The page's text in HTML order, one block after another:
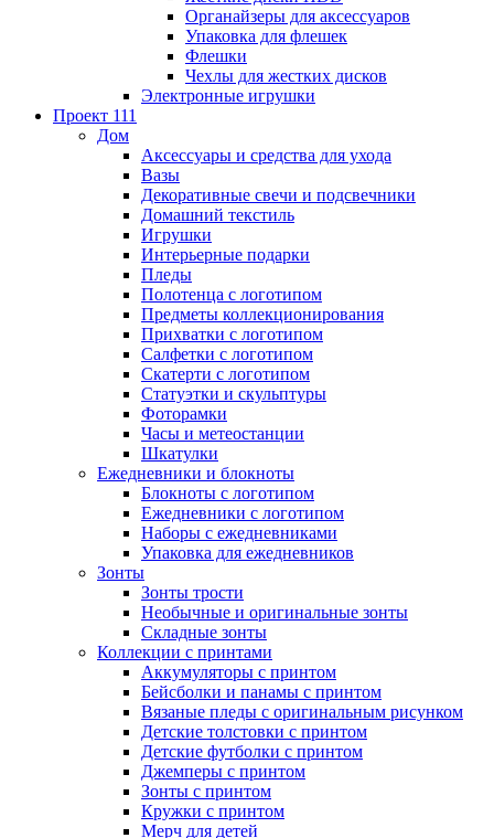
Органайзеры для аксессуаров
Упаковка для флешек
Флешки
Чехлы для жестких дисков
Электронные игрушки
Проект 111
Дом
Аксессуары и средства для ухода
Вазы
Декоративные свечи и подсвечники
Домашний текстиль
Игрушки
Интерьерные подарки
Пледы
Полотенца с логотипом
Предметы коллекционирования
Прихватки с логотипом
Салфетки с логотипом
Скатерти с логотипом
Статуэтки и скульптуры
Фоторамки
Часы и метеостанции
Шкатулки
Ежедневники и блокноты
Блокноты с логотипом
Ежедневники с логотипом
Наборы с ежедневниками
Упаковка для ежедневников
Зонты
Зонты трости
Необычные и оригинальные зонты
Складные зонты
Коллекции с принтами
Аккумуляторы с принтом
Бейсболки и панамы с принтом
Вязаные пледы с оригинальным рисунком
Детские толстовки с принтом
Детские футболки с принтом
Джемперы с принтом
Зонты с принтом
Кружки с принтом
Мерч для детей